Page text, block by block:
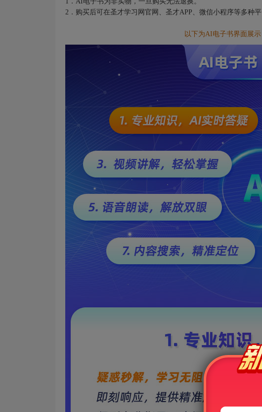
2．购买后可在圣才学习网官网、圣才APP、微信小程序等多种平
以下为AI电子书界面展